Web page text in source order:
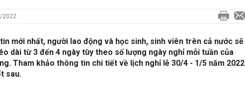
2022
mới nhất, người lao động và học sinh, sinh viên trên cả nước sẽ
dài từ 3 đến 4 ngày tùy theo số lượng ngày nghỉ mỗi tuần của
Tham khảo thông tin chi tiết về lịch nghỉ lễ 30/4 - 1/5 năm 2022
sau.